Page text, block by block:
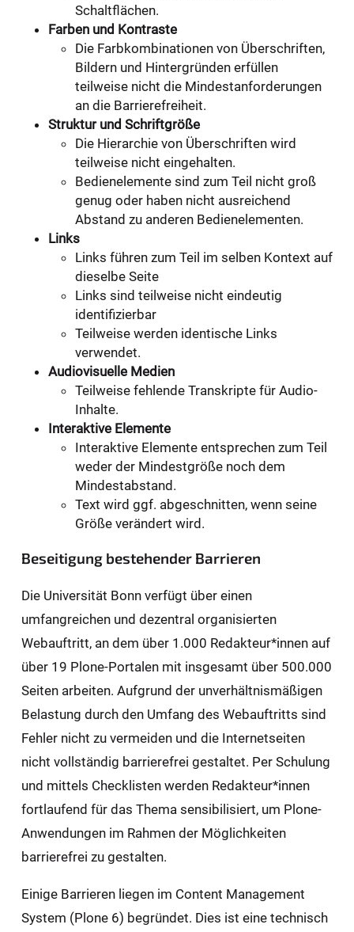
Schaltflächen.
Farben und Kontraste
Die Farbkombinationen von Überschriften,
Bildern und Hintergründen erfüllen
teilweise nicht die Mindestanforderungen
an die Barrierefreiheit.
Struktur und Schriftgröße
Die Hierarchie von Überschriften wird
teilweise nicht eingehalten.
Bedienelemente sind zum Teil nicht groß
genug oder haben nicht ausreichend
Abstand zu anderen Bedienelementen.
Links
Links führen zum Teil im selben Kontext auf
dieselbe Seite
Links sind teilweise nicht eindeutig
identifizierbar
Teilweise werden identische Links
verwendet.
Audiovisuelle Medien
Teilweise fehlende Transkripte für Audio-
Inhalte.
Interaktive Elemente
Interaktive Elemente entsprechen zum Teil
weder der Mindestgröße noch dem
Mindestabstand.
Text wird ggf. abgeschnitten, wenn seine
Größe verändert wird.
Beseitigung bestehender Barrieren
Die Universität Bonn verfügt über einen
umfangreichen und dezentral organisierten
Webauftritt, an dem über 1.000 Redakteur*innen auf
über 19 Plone-Portalen mit insgesamt über 500.000
Seiten arbeiten. Aufgrund der unverhältnismäßigen
Belastung durch den Umfang des Webauftritts sind
Fehler nicht zu vermeiden und die Internetseiten
nicht vollständig barrierefrei gestaltet. Per Schulung
und mittels Checklisten werden Redakteur*innen
fortlaufend für das Thema sensibilisiert, um Plone-
Anwendungen im Rahmen der Möglichkeiten
barrierefrei zu gestalten.
Einige Barrieren liegen im Content Management
System (Plone 6) begründet. Dies ist eine technisch